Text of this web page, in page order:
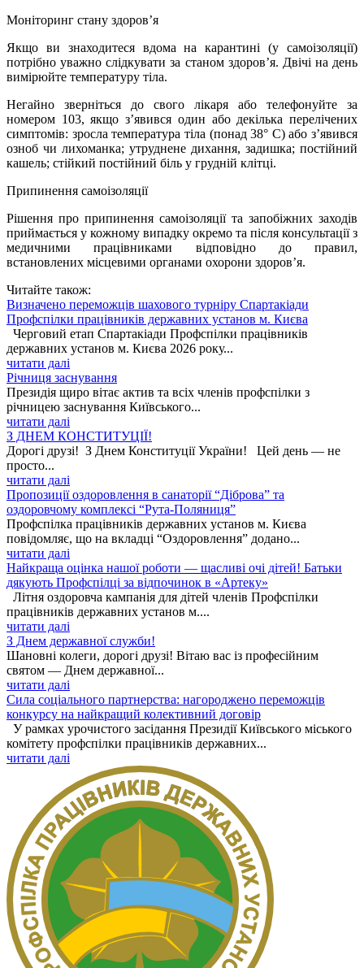
Моніторинг стану здоров’я
Якщо ви знаходитеся вдома на карантині (у самоізоляції)
потрібно уважно слідкувати за станом здоров’я. Двічі на день
вимірюйте температуру тіла.
Негайно зверніться до свого лікаря або телефонуйте за
номером 103, якщо з’явився один або декілька перелічених
симптомів: зросла температура тіла (понад 38° С) або з’явився
озноб чи лихоманка; утруднене дихання, задишка; постійний
кашель; стійкий постійний біль у грудній клітці.
Припинення самоізоляції
Рішення про припинення самоізоляції та запобіжних заходів
приймається у кожному випадку окремо та після консультації з
медичними працівниками відповідно до правил,
встановлених місцевими органами охорони здоров’я.
Читайте також:
Визначено переможців шахового турніру Спартакіади
Профспілки працівників державних установ м. Києва
Черговий етап Спартакіади Профспілки працівників
державних установ м. Києва 2026 року...
читати далі
Річниця заснування
Президія щиро вітає актив та всіх членів профспілки з
річницею заснування Київського...
читати далі
З ДНЕМ КОНСТИТУЦІЇ!
Дорогі друзі! З Днем Конституції України! Цей день — не
просто...
читати далі
Пропозиції оздоровлення в санаторії “Діброва” та
оздоровчому комплексі “Рута-Поляниця”
Профспілка працівників державних установ м. Києва
повідомляє, що на вкладці “Оздоровлення” додано...
читати далі
Найкраща оцінка нашої роботи — щасливі очі дітей! Батьки
дякують Профспілці за відпочинок в «Артеку»
Літня оздоровча кампанія для дітей членів Профспілки
працівників державних установ м....
читати далі
З Днем державної служби!
Шановні колеги, дорогі друзі! Вітаю вас із професійним
святом — Днем державної...
читати далі
Сила соціального партнерства: нагороджено переможців
конкурсу на найкращий колективний договір
У рамках урочистого засідання Президії Київського міського
комітету профспілки працівників державних...
читати далі